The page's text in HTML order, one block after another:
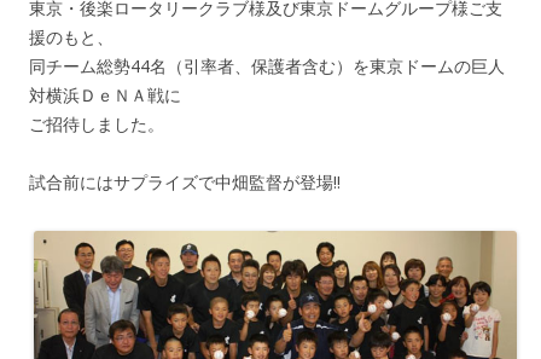
東京・後楽ロータリークラブ様及び東京ドームグループ様ご支
援のもと、
同チーム総勢44名（引率者、保護者含む）を東京ドームの巨人
対横浜ＤｅＮＡ戦に
ご招待しました。
試合前にはサプライズで中畑監督が登場!!